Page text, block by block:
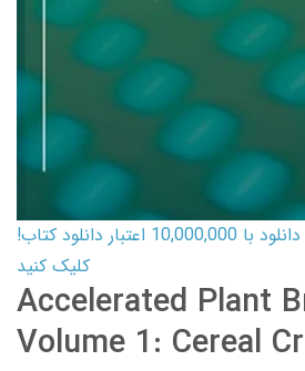
کارت اعتباری کتاب دانلود با 10,000,000 اعتبار دانلود کتاب!
کلیک کنید
Accelerated Plant
Volume 1: Cereal